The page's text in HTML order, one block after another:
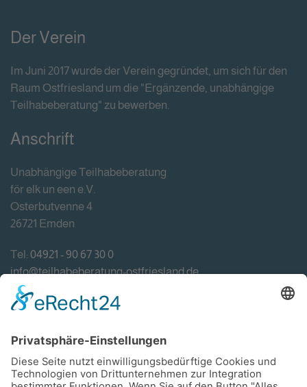
Der Verein
Im Juni 2017 wurde der Verein gegründet, um sich für den
Raum Ostfriesland um die "Ergänzende, unabhängige
Teilhabeberatung" zu bewerben.
Anschrift
Unabhängige Teilhabeberatung
för elk un een e.V.
Osterbutvenne 4
26721 Emden
Tel: 04921 - 90 67 30 0
info@teilhabeberatung-ostfriesland.de
Förderung